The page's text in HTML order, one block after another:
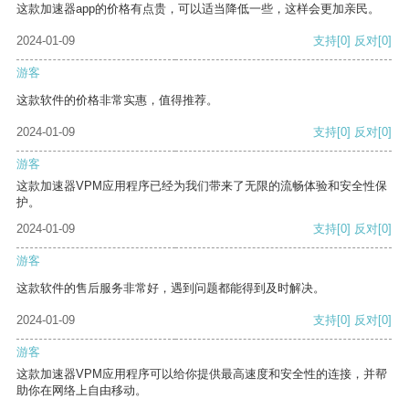
这款加速器app的价格有点贵，可以适当降低一些，这样会更加亲民。
2024-01-09 支持[0] 反对[0]
游客
这款软件的价格非常实惠，值得推荐。
2024-01-09 支持[0] 反对[0]
游客
这款加速器VPM应用程序已经为我们带来了无限的流畅体验和安全性保
护。
2024-01-09
支持[0] 反对[0]
游客
这款软件的售后服务非常好，遇到问题都能得到及时解决。
2024-01-09 支持[0] 反对[0]
游客
这款加速器VPM应用程序可以给你提供最高速度和安全性的连接，并帮
助你在网络上自由移动。